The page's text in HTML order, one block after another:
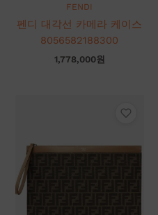
FENDI
펜디 대각선 카메라 케이스
8056582188300
1,778,000원